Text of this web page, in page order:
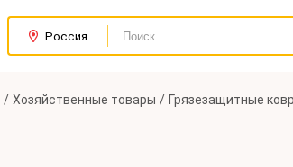
Россия
Хозяйственные товары Грязезащитные